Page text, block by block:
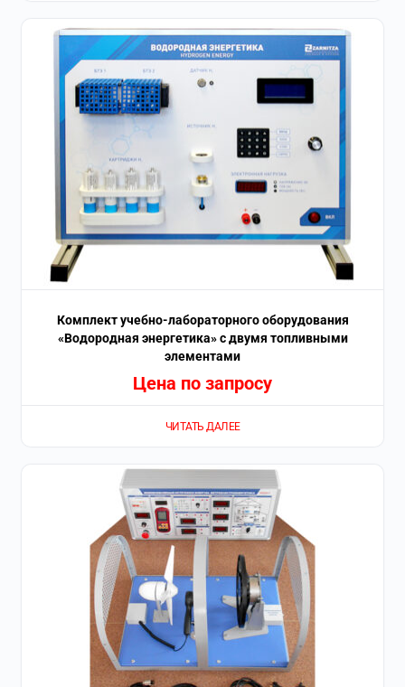
Комплект учебно-лабораторного оборудования
«Водородная энергетика» с двумя топливными
элементами
Цена по запросу
ЧИТАТЬ ДАЛЕЕ